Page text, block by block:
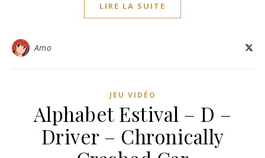
LIRE LA SUITE
Amo
JEU VIDÉO
Alphabet Estival – D –
Driver – Chronically